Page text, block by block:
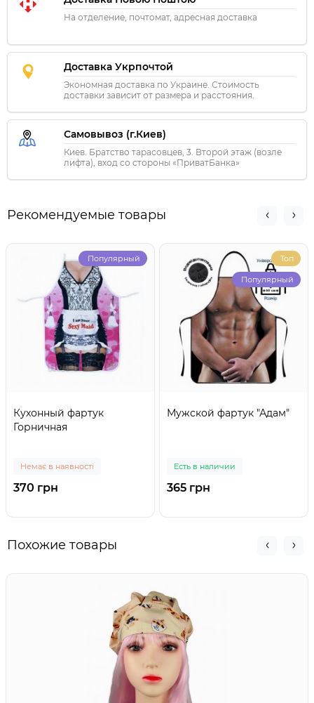
На отделение, почтомат, адресная доставка
Доставка Укрпочтой
Экономная доставка по Украине. Стоимость
доставки зависит от размера и расстояния.
Самовывоз (г.Киев)
Киев. Братство тарасовцев, 3. Второй этаж (возле
лифта), вход со стороны «ПриватБанка»
Рекомендуемые товары
Популярный
Кухонный фартук
Горничная
Немає в наявності
370 грн
Топ
Популярный
Мужской фартук "Адам"
Есть в наличии
365 грн
Похожие товары